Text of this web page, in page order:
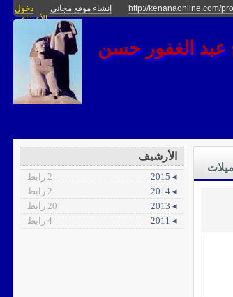
http://kenanaonline.com/ إنشاء موقع مجاني
دخول
الأعضاء
الأرشيف
◂ 2015
2 رابط
◂ 2014
2 رابط
◂ 2013
20 رابط
◂ 2011
4 رابط